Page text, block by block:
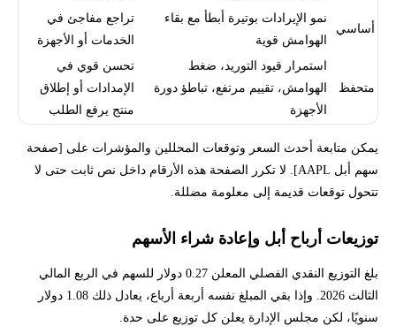
أساسي
نمو الإيرادات بوتيرة أبطأ مع بقاء
الهوامش قوية
تراجع مفاجئ في
الخدمات أو الأجهزة
متحفظ
استمرار قيود التوريد، ضغط
الهوامش، تقييم مرتفع، تباطؤ دورة
الأجهزة
تحسن قوي في
الإمدادات أو إطلاق
منتج يرفع الطلب
يمكن متابعة أحدث السعر وتوقعات المحللين والمؤشرات على [صفحة
سهم أبل AAPL]. لا تكرر الصفحة هذه الأرقام داخل نص ثابت حتى لا
تتحول توقعات قديمة إلى معلومة مضللة.
توزيعات أرباح أبل وإعادة شراء الأسهم
بلغ التوزيع النقدي الفصلي المعلن 0.27 دولار للسهم في الربع المالي
الثالث 2026. وإذا بقي المبلغ نفسه أربعة أرباع، يعادل ذلك 1.08 دولار
سنويًا، لكن مجلس الإدارة يعلن كل توزيع على حدة.